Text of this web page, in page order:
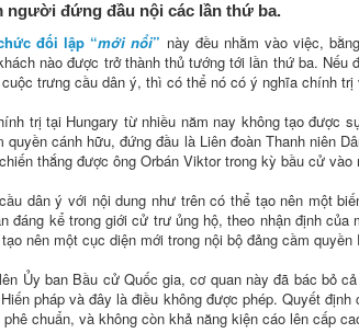
người đứng đầu nội các lần thứ ba.
đối lập “mới nổi” này đều nhằm vào việc,
nào được trở thành thủ tướng tới lần thứ ba. Nếu
trưng cầu dân ý, thì có thể nó có ý nghĩa chính trị
trị tại Hungary từ nhiều năm nay không tạo được
cánh hữu, đứng đầu là Liên đoàn Thanh niên
thắng được ông Orbán Viktor trong kỳ bầu cử vào
dân ý với nội dung như trên có thể tạo nên một
đáng kể trong giới cử trư ủng hộ, theo nhận định của
nên một cục diện mới trong nội bộ đảng cầm quyền
Ủy ban Bầu cử Quốc gia, cơ quan này đã bác bỏ
pháp và đây là điều không được phép. Quyết
chuẩn, và không còn khả năng kiện cáo lên cấp